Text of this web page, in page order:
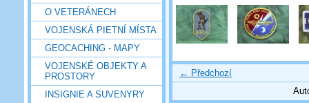
O VETERÁNECH
VOJENSKÁ PIETNÍ MÍSTA
GEOCACHING - MAPY
VOJENSKÉ OBJEKTY A
PROSTORY
INSIGNIE A SUVENYRY
← Předchozí